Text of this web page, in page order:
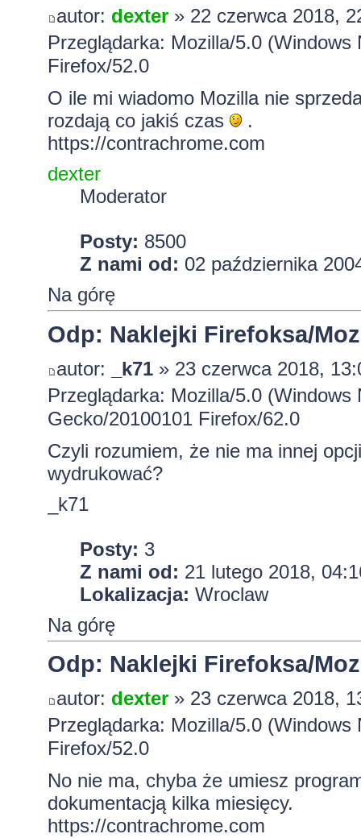
autor: dexter» 22 czerwca 2018,
Przeglądarka: Mozilla/5.0
Firefox/52.0
O ile mi wiadomo Mozilla nie
rozdają co jakiś czas
.
https://contrachrome.com
dexter
Moderator
Posty: 8500
Z nami od: 02 października
Na górę
Odp: Naklejki Firefoksa/
autor: _k71» 23 czerwca 2018,
Przeglądarka: Mozilla/5.0
Gecko/20100101 Firefox/62.0
Czyli rozumiem, że nie ma innej
wydrukować?
_k71
Posty: 3
Z nami od: 21 lutego 2018,
Lokalizacja: Wroclaw
Na górę
Odp: Naklejki Firefoksa/
autor: dexter» 23 czerwca 2018,
Przeglądarka: Mozilla/5.0
Firefox/52.0
No nie ma, chyba że umiesz
dokumentacją kilka miesięcy.
https://contrachrome.com